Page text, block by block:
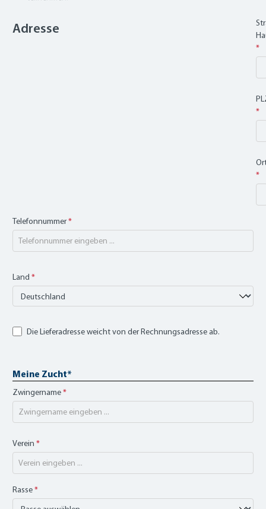
Adresse
*
*
*
Telefonnummer*
Land *
Die Lieferadresse weicht von der Rechnungsadresse ab.
Meine Zucht*
Zwingername*
Verein *
Rasse*